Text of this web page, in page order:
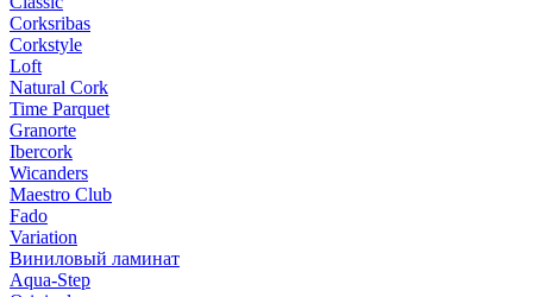
Corksribas
Corkstyle
Loft
Natural Cork
Time Parquet
Granorte
Ibercork
Wicanders
Мaestro Club
Fado
Variation
Виниловый ламинат
Aqua-Step